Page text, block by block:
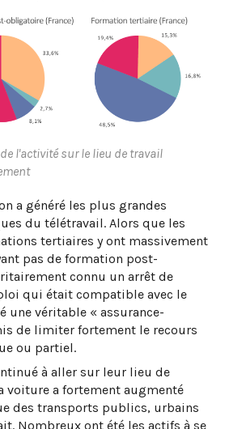
l'activité sur le lieu de travail
a généré les plus grandes
du télétravail. Alors que les
tertiaires y ont massivement
pas de formation post-
connu un arrêt de
qui était compatible avec le
une véritable « assurance-
de limiter fortement le recours
ou partiel.
à aller sur leur lieu de
voiture a fortement augmenté
des transports publics, urbains
Nombreux ont été les actifs à se